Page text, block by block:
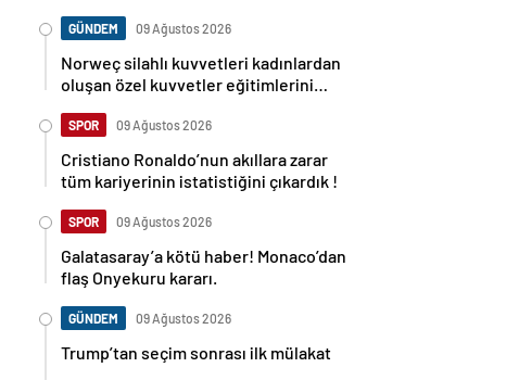
GÜNDEM 09 Ağustos 2026
Norweç silahlı kuvvetleri kadınlardan
oluşan özel kuvvetler eğitimlerini
SPOR 09 Ağustos 2026
Cristiano Ronaldo’nun akıllara zarar
tüm kariyerinin istatistiğini çıkardık !
SPOR 09 Ağustos 2026
Galatasaray’a kötü haber! Monaco’dan
flaş Onyekuru kararı.
GÜNDEM 09 Ağustos 2026
Trump’tan seçim sonrası ilk mülakat